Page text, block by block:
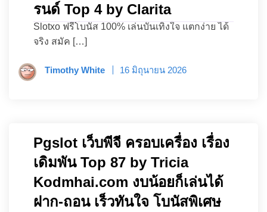
รนด์ Top 4 by Clarita
Slotxo ฟรีโบนัส 100% เล่นบันเทิงใจ แตกง่าย ได้
จริง สมัค […]
Timothy White 16 มิถุนายน 2026
Pgslot เว็บพีจี ครอบเครื่อง เรื่อง
เดิมพัน Top 87 by Tricia
Kodmhai.com งบน้อยก็เล่นได้
ฝาก-ถอน เร็วทันใจ โบนัสพิเศษ